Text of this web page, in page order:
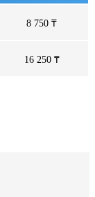
8 750 ₸
16 250 ₸